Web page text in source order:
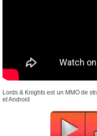
Lords & Knights est un MMO de
et Android